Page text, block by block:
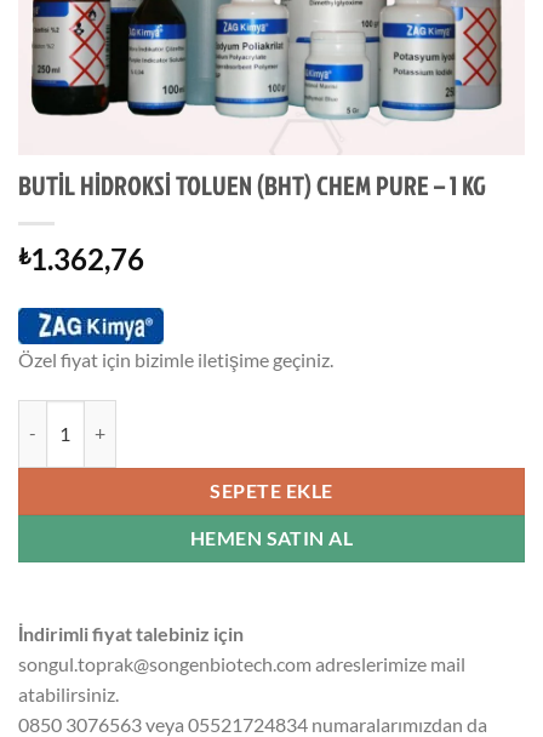
BUTİL HİDROKSİ TOLUEN (BHT) CHEM PURE – 1 KG
₺1.362,76
Özel fiyat için bizimle iletişime geçiniz.
SEPETE EKLE
HEMEN SATIN AL
İndirimli fiyat talebiniz için
songul.toprak@songenbiotech.com adreslerimize mail
atabilirsiniz.
0850 3076563 veya 05521724834 numaralarımızdan da